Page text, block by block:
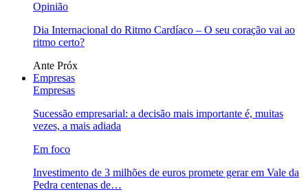
Opinião
Dia Internacional do Ritmo Cardíaco – O seu coração vai ao
ritmo certo?
Ante Próx
Empresas
Empresas
Sucessão empresarial: a decisão mais importante é, muitas
vezes, a mais adiada
Em foco
Investimento de 3 milhões de euros promete gerar em Vale da
Pedra centenas de…